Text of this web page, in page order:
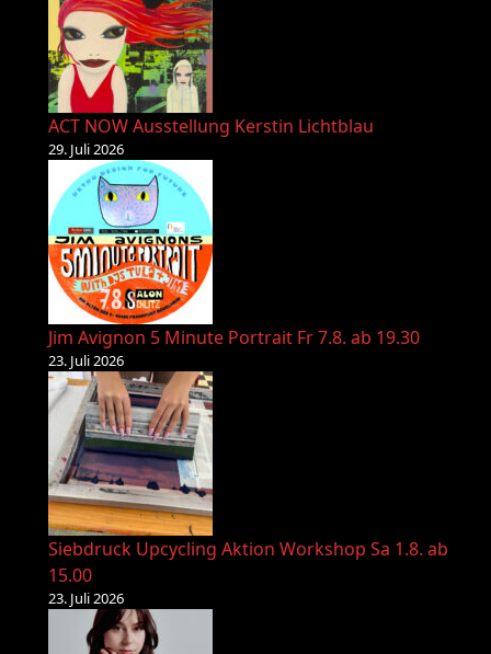
ACT NOW Ausstellung Kerstin Lichtblau
29. Juli 2026
Jim Avignon 5 Minute Portrait Fr 7.8. ab 19.30
23. Juli 2026
Siebdruck Upcycling Aktion Workshop Sa 1.8. ab
15.00
23. Juli 2026